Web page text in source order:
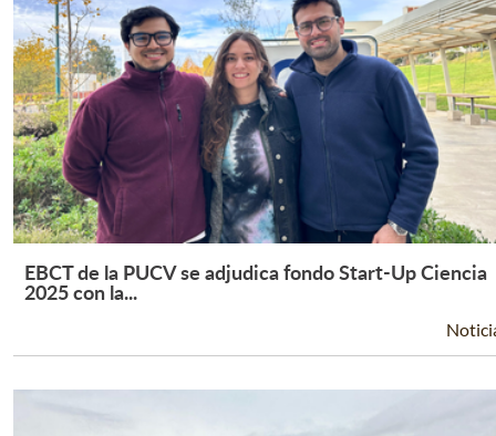
Leer Más +
EBCT de la PUCV se adjudica fondo Start-Up Ciencia
2025 con la...